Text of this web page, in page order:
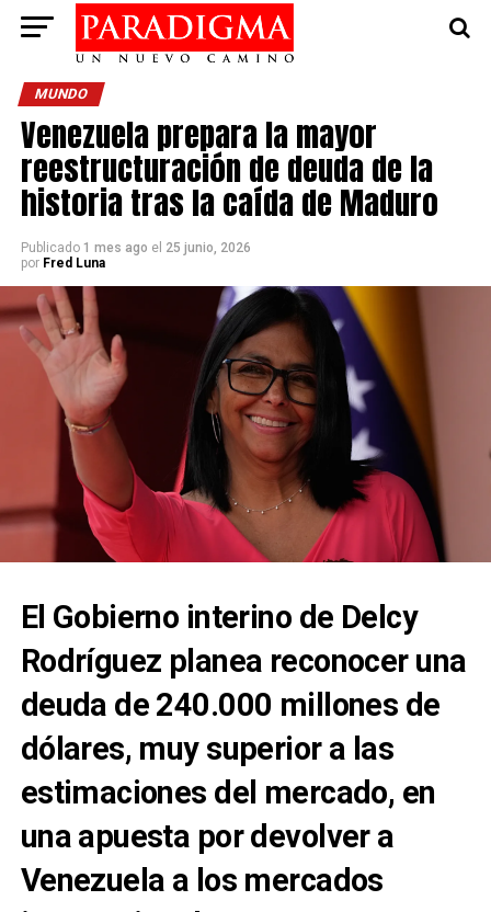
MUNDO
Venezuela prepara la mayor
reestructuración de deuda de la
historia tras la caída de Maduro
Publicado 1 mes ago el 25 junio, 2026
por Fred Luna
El Gobierno interino de Delcy
Rodríguez planea reconocer una
deuda de 240.000 millones de
dólares, muy superior a las
estimaciones del mercado, en
una apuesta por devolver a
Venezuela a los mercados